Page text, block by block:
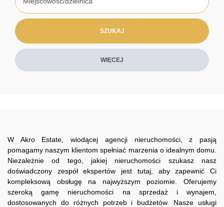
WIĘCEJ
W Akro Estate, wiodącej agencji nieruchomości, z pasją
pomagamy naszym klientom spełniać marzenia o idealnym domu.
Niezależnie od tego, jakiej nieruchomości szukasz nasz
doświadczony zespół ekspertów jest tutaj, aby zapewnić Ci
kompleksową obsługę na najwyższym poziomie. Oferujemy
szeroką gamę nieruchomości na sprzedaż i wynajem,
dostosowanych do różnych potrzeb i budżetów. Nasze usługi